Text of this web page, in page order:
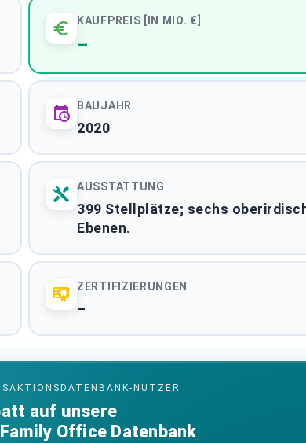
BUNDESWEITE ASSETKLASSE
Immobilientransaktionen Hamburg
ANZEIGEN
KAUFPREIS [IN MIO. €]
–
BAUJAHR
2020
AUSSTATTUNG
399 Stellplätze; sechs
Ebenen.
ZERTIFIZIERUNGEN
–
NUTZER
auf unsere
Office Datenbank